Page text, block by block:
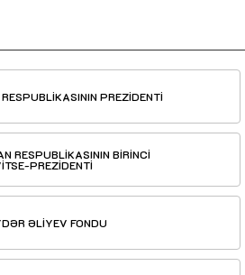
PREZİDENTİ
RESPUBLİKASININ BİRİNCİ
PREZİDENTİ
ƏLİYEV FONDU